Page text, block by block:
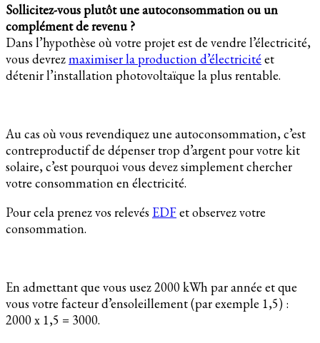
Sollicitez-vous plutôt une autoconsommation ou un
complément de revenu ?
Dans l’hypothèse où votre projet est de vendre l’électricité,
vous devrezmaximiser la production d’électricité et
détenir l’installation photovoltaïque la plus rentable.
Au cas où vous revendiquez une autoconsommation, c’est
contreproductif de dépenser trop d’argent pour votre kit
solaire, c’est pourquoi vous devez simplement chercher
votre consommation en électricité.
Pour cela prenez vos relevés EDFet observez votre
consommation.
En admettant que vous usez 2000 kWh par année et que
vous votre facteur d’ensoleillement (par exemple 1,5) :
2000 x 1,5 = 3000.